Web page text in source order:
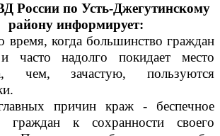
России по Усть-Джегутинскому
району информирует:
когда большинство граждан
часто надолго покидает место
чем, зачастую, пользуются
причин краж - беспечное
граждан к сохранности своего